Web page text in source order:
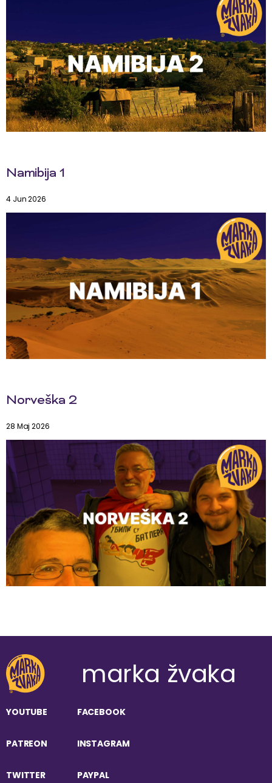
Namibija 1
4 Jun 2026
Norveška 2
28 Maj 2026
marka žvaka
YOUTUBE FACEBOOK
PATREON INSTAGRAM
TWITTER PAYPAL